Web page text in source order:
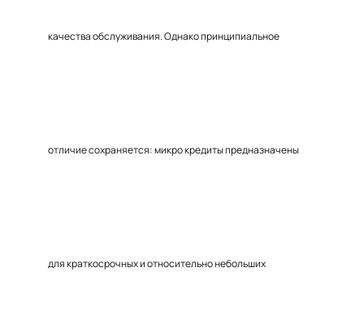
качества обслуживания. Однако принципиальное
отличие сохраняется: микро кредиты предназначены
для краткосрочных и относительно небольших